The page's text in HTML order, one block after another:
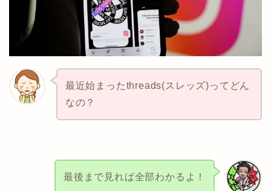
最近始まったthreads(スレッズ)ってどん
なの？
最後まで見れば全部わかるよ！